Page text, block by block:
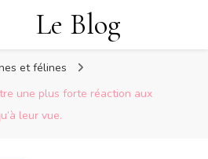
Le Blog
et félines
une plus forte réaction aux
leur vue.